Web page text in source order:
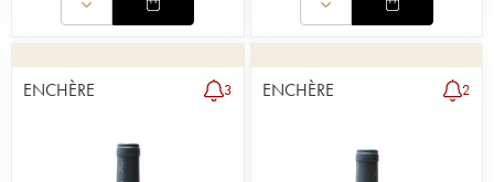
ENCHÈRE 3 ENCHÈRE 2